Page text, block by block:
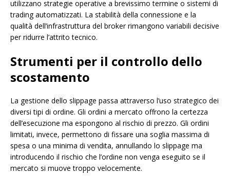
utilizzano strategie operative a brevissimo termine o sistemi di
trading automatizzati. La stabilità della connessione e la
qualità dell’infrastruttura del broker rimangono variabili decisive
per ridurre l’attrito tecnico.
Strumenti per il controllo dello
scostamento
La gestione dello slippage passa attraverso l’uso strategico dei
diversi tipi di ordine. Gli ordini a mercato offrono la certezza
dell’esecuzione ma espongono al rischio di prezzo. Gli ordini
limitati, invece, permettono di fissare una soglia massima di
spesa o una minima di vendita, annullando lo slippage ma
introducendo il rischio che l’ordine non venga eseguito se il
mercato si muove troppo velocemente.